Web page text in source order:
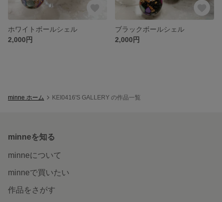
ホワイトボールシェル
2,000円
ブラックボールシェル
2,000円
minne ホーム KEI0416'S GALLERY の作品一覧
minneを知る
minneについて
minneで買いたい
作品をさがす